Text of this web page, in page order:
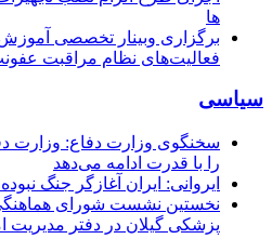
ها
برگزاری وبینار تخصصی آموزش
فعالیت‌های نظام مراقبت
سیاسی
سخنگوی وزارت دفاع: وزارت
را با قدرت ادامه می‌دهد
ایروانی: ایران آغازگر جنگ
نخستین نشست شورای
پزشکی گیلان در دفتر مدیریت